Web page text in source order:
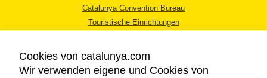
Catalunya Convention Bureau
Touristische Einrichtungen
Cookies von catalunya.com
Wir verwenden eigene und Cookies von